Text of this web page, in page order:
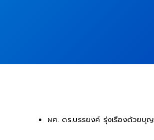
ผศ. ดร.บรรยงค์ รุ่งเรืองด้วยบุญ